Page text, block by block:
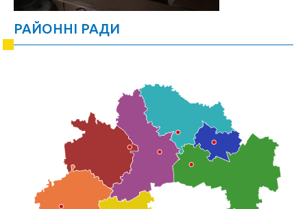
РАЙОННІ РАДИ